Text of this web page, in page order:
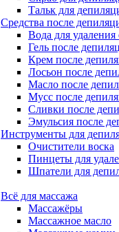
Тальк для
Средства после
Вода для
Гель после
Крем после
Лосьон после
Масло после
Мусс после
Сливки после
Эмульсия после
Инструменты для
Очистители воска
Пинцеты для
Шпатели для
Всё для массажа
Массажёры
Массажное масло